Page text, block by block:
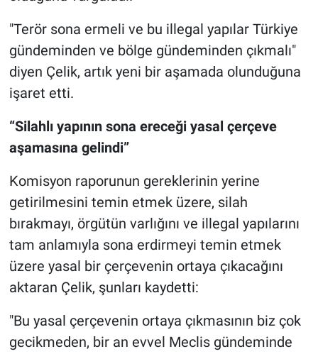
"Terör sona ermeli ve bu illegal yapılar Türkiye
gündeminden ve bölge gündeminden çıkmalı"
diyen Çelik, artık yeni bir aşamada olunduğuna
işaret etti.
“Silahlı yapının sona ereceği yasal çerçeve
aşamasına gelindi”
Komisyon raporunun gereklerinin yerine
getirilmesini temin etmek üzere, silah
bırakmayı, örgütün varlığını ve illegal yapılarını
tam anlamıyla sona erdirmeyi temin etmek
üzere yasal bir çerçevenin ortaya çıkacağını
aktaran Çelik, şunları kaydetti:
"Bu yasal çerçevenin ortaya çıkmasının biz çok
gecikmeden, bir an evvel Meclis gündeminde